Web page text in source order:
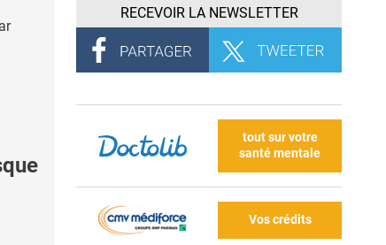
RECEVOIR LA NEWSLETTER
tout sur votre
santé mentale
Vos crédits